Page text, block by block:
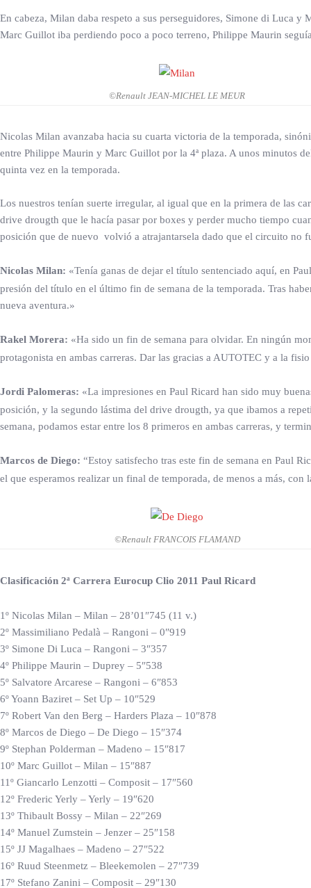
En cabeza, Milan daba respeto a sus perseguidores, Simone di Luca
Marc Guillot iba perdiendo poco a poco terreno, Philippe Maurin
©Renault JEAN-MICHEL LE MEUR
Nicolas Milan avanzaba hacia su cuarta victoria de la temporada,
entre Philippe Maurin y Marc Guillot por la 4ª plaza. A unos minutos
quinta vez en la temporada.
Los nuestros tenían suerte irregular, al igual que en la primera de las
drive drougth que le hacía pasar por boxes y perder mucho tiempo
posición que de nuevo volvió a atrajantarsela dado que el circuito no
Nicolas Milan: «Tenía ganas de dejar el título sentenciado aquí, en
presión del título en el último fin de semana de la temporada. Tras
nueva aventura.»
Rakel Morera: «Ha sido un fin de semana para olvidar. En ningún
protagonista en ambas carreras. Dar las gracias a AUTOTEC y a la
Jordi Palomeras: «La impresiones en Paul Ricard han sido muy
posición, y la segundo lástima del drive drougth, ya que ibamos a
semana, podamos estar entre los 8 primeros en ambas carreras, y
Marcos de Diego: “Estoy satisfecho tras este fin de semana en Paul
el que esperamos realizar un final de temporada, de menos a más,
©Renault FRANCOIS FLAMAND
Clasificación 2ª Carrera Eurocup Clio 2011 Paul Ricard
1º Nicolas Milan – Milan – 28’01″745 (11 v.)
2º Massimiliano Pedalà – Rangoni – 0″919
3º Simone Di Luca – Rangoni – 3″357
4º Philippe Maurin – Duprey – 5″538
5º Salvatore Arcarese – Rangoni – 6″853
6º Yoann Baziret – Set Up – 10″529
7º Robert Van den Berg – Harders Plaza – 10″878
8º Marcos de Diego – De Diego – 15″374
9º Stephan Polderman – Madeno – 15″817
10º Marc Guillot – Milan – 15″887
11º Giancarlo Lenzotti – Composit – 17″560
12º Frederic Yerly – Yerly – 19″620
13º Thibault Bossy – Milan – 22″269
14º Manuel Zumstein – Jenzer – 25″158
15º JJ Magalhaes – Madeno – 27″522
16º Ruud Steenmetz – Bleekemolen – 27″739
17º Stefano Zanini – Composit – 29″130